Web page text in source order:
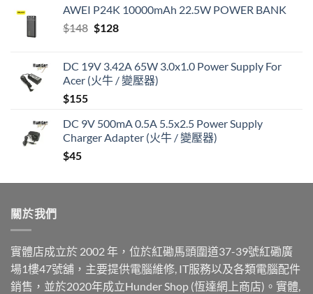
AWEI P24K 10000mAh 22.5W POWER BANK
$148 Original
$148.
$128Current
$128.
DC 19V 3.42A 65W 3.0x1.0 Power Supply For
Acer (火牛 / 變壓器)
$155
DC 9V 500mA 0.5A 5.5x2.5 Power Supply
Charger Adapter (火牛 / 變壓器)
$45
關於我們
實體店成立於 2002 年，位於紅磡馬頭圍道37-39號紅磡廣
場1樓47號舖，主要提供電腦維修, IT服務以及各類電腦配件
銷售，並於2020年成立Hunder Shop (恆達網上商店)。實體,